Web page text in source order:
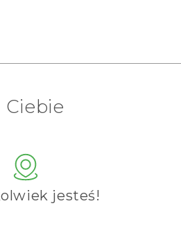
Ciebie
jesteś!